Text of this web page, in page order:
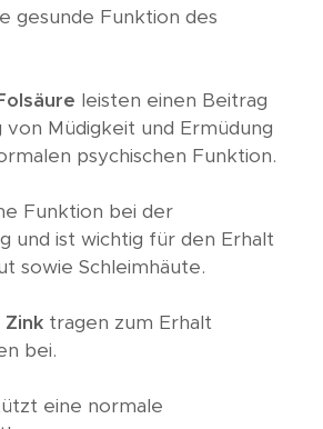
gesunde Funktion des
leisten einen Beitrag
von Müdigkeit und Ermüdung
psychischen Funktion.
Funktion bei der
und ist wichtig für den Erhalt
sowie Schleimhäute.
Zink tragen zum Erhalt
bei.
eine normale